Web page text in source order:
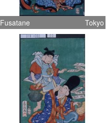
Fusatane Tokyo